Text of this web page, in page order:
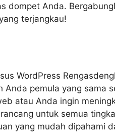
dompet Anda.
terjangkau!
WordPress
Anda pemula yang sama
atau Anda ingin
untuk semua
yang mudah dipahami